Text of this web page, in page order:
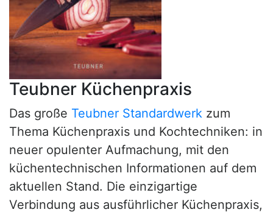
Teubner Küchenpraxis
Das große Teubner Standardwerk zum
Thema Küchenpraxis und Kochtechniken: in
neuer opulenter Aufmachung, mit den
küchentechnischen Informationen auf dem
aktuellen Stand. Die einzigartige
Verbindung aus ausführlicher Küchenpraxis,